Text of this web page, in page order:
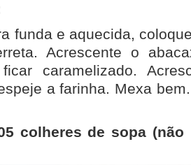
funda e aquecida,
Acrescente o
caramelizado.
a farinha. Mexa
colheres de sopa